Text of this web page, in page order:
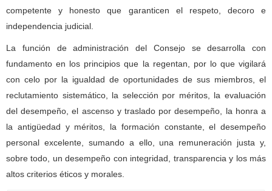
competente y honesto que garanticen el respeto, decoro e
independencia judicial.
La función de administración del Consejo se desarrolla con
fundamento en los principios que la regentan, por lo que vigilará
con celo por la igualdad de oportunidades de sus miembros, el
reclutamiento sistemático, la selección por méritos, la evaluación
del desempeño, el ascenso y traslado por desempeño, la honra a
la antigüedad y méritos, la formación constante, el desempeño
personal excelente, sumando a ello, una remuneración justa y,
sobre todo, un desempeño con integridad, transparencia y los más
altos criterios éticos y morales.